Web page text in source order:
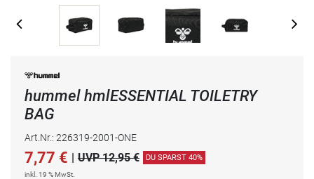
hummel hmlESSENTIAL TOILETRY
BAG
Art.Nr.: 226319-2001-ONE
7,77 € | UVP 12,95 € DU SPARST 40%
inkl. 19 % MwSt.